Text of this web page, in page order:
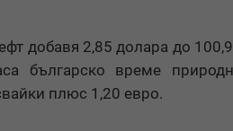
добавя 2,85 долара до
българско време
плюс 1,20 евро.